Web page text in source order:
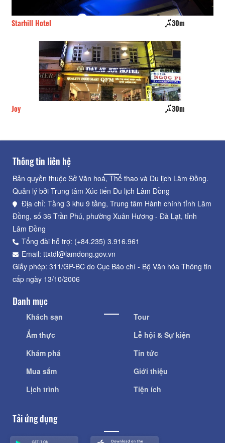
Starhill Hotel 30m
Joy 30m
Thông tin liên hệ
Bản quyền thuộc Sở Văn hoá, Thể thao và Du lịch Lâm Đồng.
Quản lý bởi Trung tâm Xúc tiến Du lịch Lâm Đồng
Địa chỉ: Tầng 3 khu 9 tầng, Trung tâm Hành chính tỉnh Lâm
Đồng, số 36 Trần Phú, phường Xuân Hương - Đà Lạt, tỉnh
Lâm Đồng
Tổng đài hỗ trợ: (+84.235) 3.916.961
Email: ttxtdl@lamdong.gov.vn
Giấy phép: 311/GP-BC do Cục Báo chí - Bộ Văn hóa Thông tin
cấp ngày 13/10/2006
Danh mục
Khách sạn
Ẩm thực
Khám phá
Mua sắm
Lịch trình
Tour
Lễ hội & Sự kiện
Tin tức
Giới thiệu
Tiện ích
Tải ứng dụng